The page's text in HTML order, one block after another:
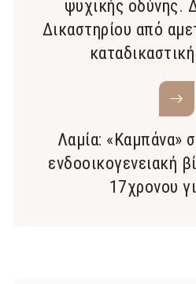
ψυχικής οδύνης.
Δικαστηρίου από
Λαμία: «Καμπάνα»
ενδοοικογενειακή
17χρονου